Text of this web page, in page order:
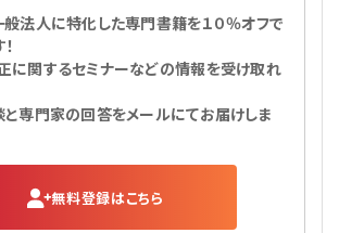
般法人に特化した専門書籍を１０％オフで
に関するセミナーなどの情報を受け取れ
と専門家の回答をメールにてお届けしま
無料登録はこちら